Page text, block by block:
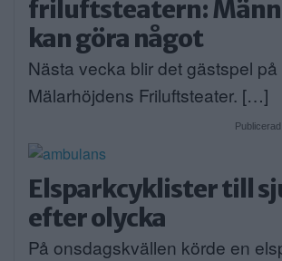
friluftsteatern:
kan göra något
Nästa vecka blir det gästspel på
Mälarhöjdens Friluftsteater. […]
Elsparkcyklister till
efter olycka
På onsdagskvällen körde en